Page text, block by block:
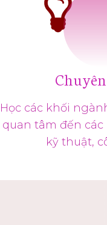
Học các khối
quan tâm đến các
kỹ thuật,